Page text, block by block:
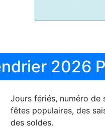
2026
Jours fériés, numéro de
fêtes populaires, des
des soldes.